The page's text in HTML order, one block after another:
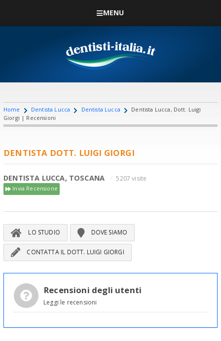
MENU
Home Dentista Lucca Dentista Lucca
Dentista Lucca, Dott. Luigi
Giorgi | Recensioni
DENTISTA DOTT. LUIGI GIORGI
DENTISTA LUCCA, TOSCANA 5207 visite
Invia Recensione
LO STUDIO DOVE SIAMO
CONTATTA IL DOTT. LUIGI GIORGI
Recensioni degli utenti
Leggi le recensioni